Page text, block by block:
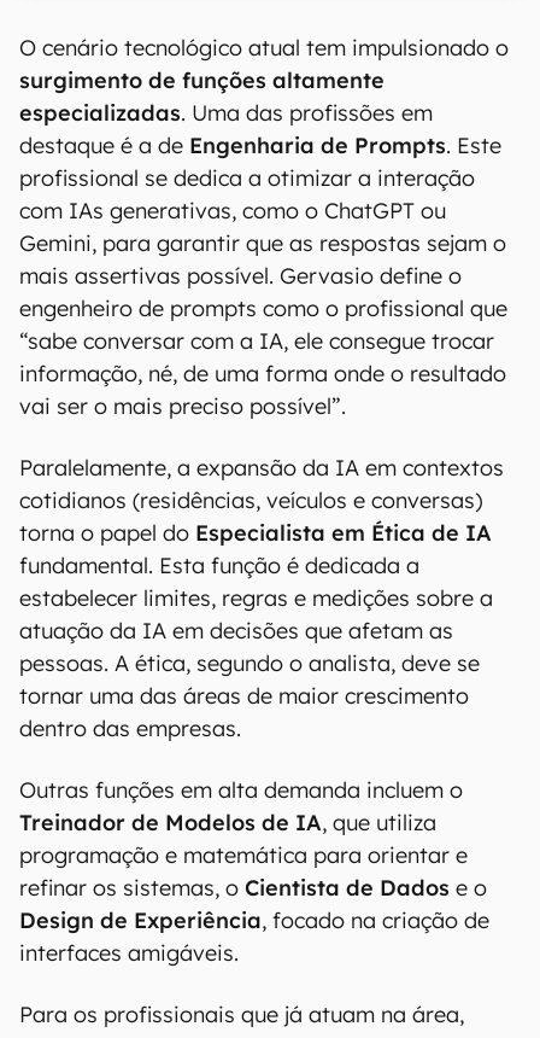
O cenário tecnológico atual tem impulsionado o
surgimento de funções altamente
especializadas. Uma das profissões em
destaque é a de Engenharia de Prompts. Este
profissional se dedica a otimizar a interação
com IAs generativas, como o ChatGPT ou
Gemini, para garantir que as respostas sejam o
mais assertivas possível. Gervasio define o
engenheiro de prompts como o profissional que
“sabe conversar com a IA, ele consegue trocar
informação, né, de uma forma onde o resultado
vai ser o mais preciso possível”.
Paralelamente, a expansão da IA em contextos
cotidianos (residências, veículos e conversas)
torna o papel do Especialista em Ética de IA
fundamental. Esta função é dedicada a
estabelecer limites, regras e medições sobre a
atuação da IA em decisões que afetam as
pessoas. A ética, segundo o analista, deve se
tornar uma das áreas de maior crescimento
dentro das empresas.
Outras funções em alta demanda incluem o
Treinador de Modelos de IA, que utiliza
programação e matemática para orientar e
refinar os sistemas, o Cientista de Dados e o
Design de Experiência, focado na criação de
interfaces amigáveis.
Para os profissionais que já atuam na área,